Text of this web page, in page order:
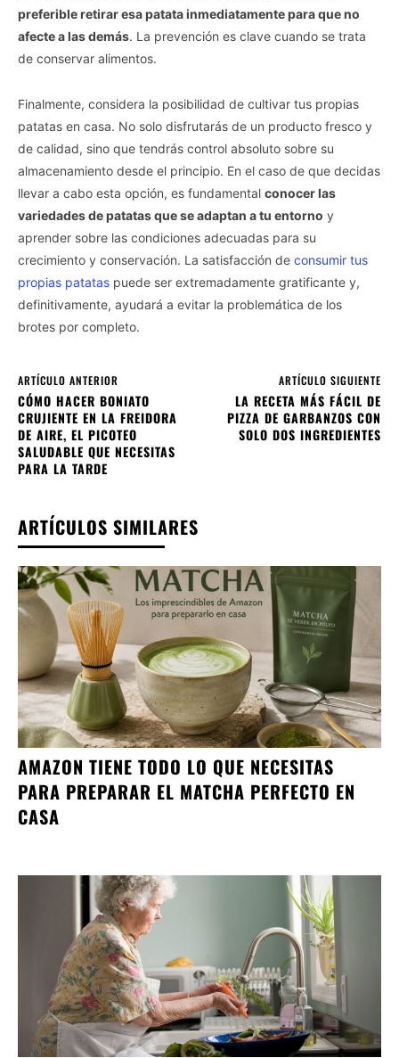
preferible retirar esa patata inmediatamente para que no
afecte a las demás. La prevención es clave cuando se trata
de conservar alimentos.
Finalmente, considera la posibilidad de cultivar tus propias
patatas en casa. No solo disfrutarás de un producto fresco y
de calidad, sino que tendrás control absoluto sobre su
almacenamiento desde el principio. En el caso de que decidas
llevar a cabo esta opción, es fundamental conocer las
variedades de patatas que se adaptan a tu entorno y
aprender sobre las condiciones adecuadas para su
crecimiento y conservación. La satisfacción de consumir tus
propias patatas puede ser extremadamente gratificante y,
definitivamente, ayudará a evitar la problemática de los
brotes por completo.
ARTÍCULO ANTERIOR
CÓMO HACER BONIATO
CRUJIENTE EN LA FREIDORA
DE AIRE, EL PICOTEO
SALUDABLE QUE NECESITAS
PARA LA TARDE
ARTÍCULO SIGUIENTE
LA RECETA MÁS FÁCIL DE
PIZZA DE GARBANZOS CON
SOLO DOS INGREDIENTES
ARTÍCULOS SIMILARES
AMAZON TIENE TODO LO QUE NECESITAS
PARA PREPARAR EL MATCHA PERFECTO EN
CASA